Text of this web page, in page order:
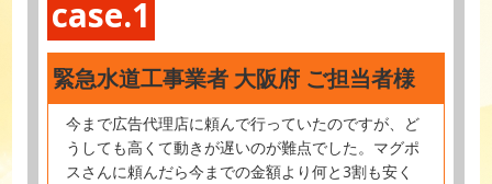
case.1
緊急水道工事業者 大阪府 ご担当者様
今まで広告代理店に頼んで行っていたのですが、ど
うしても高くて動きが遅いのが難点でした。マグポ
スさんに頼んだら今までの金額より何と3割も安く